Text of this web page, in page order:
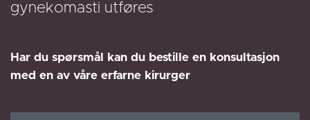
gynekomasti utføres
Har du spørsmål kan du bestille en konsultasjon
med en av våre erfarne kirurger